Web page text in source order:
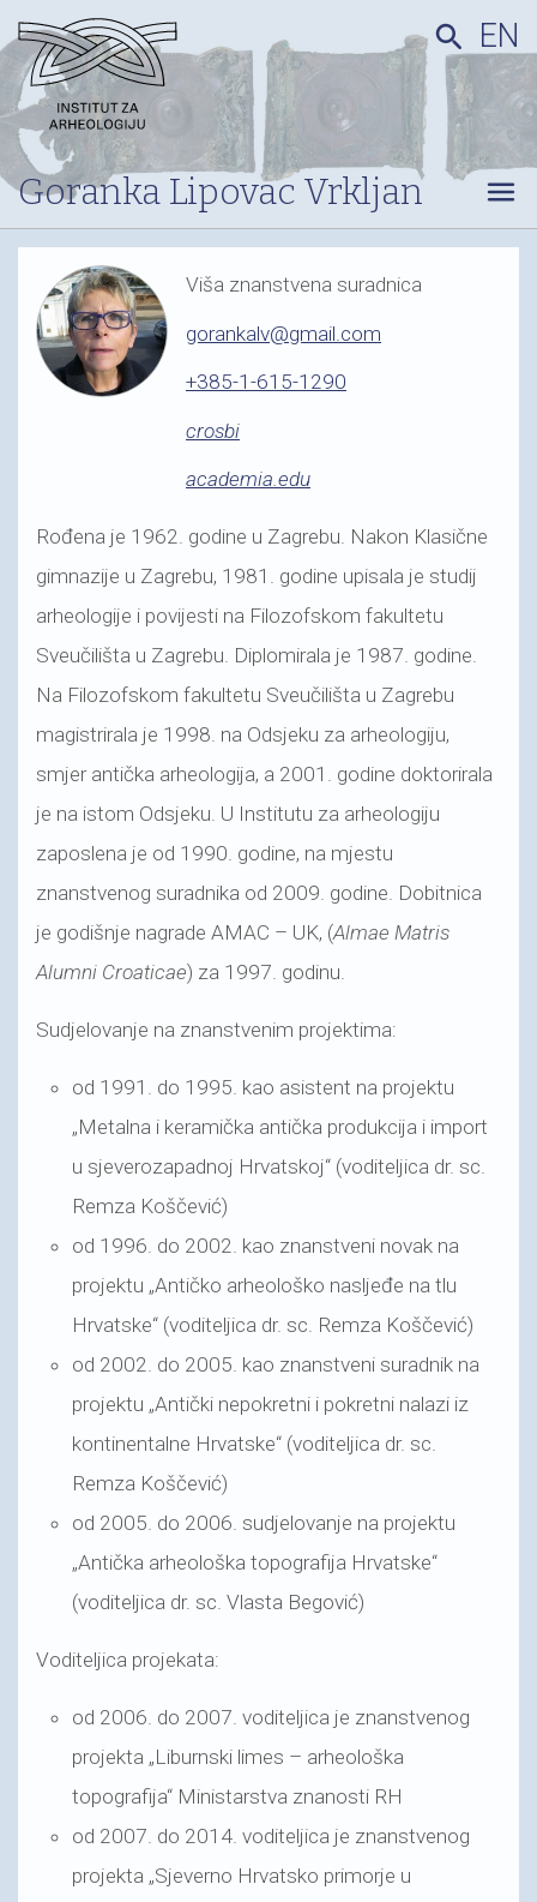
Goranka Lipovac Vrkljan
search EN
menu
Viša znanstvena suradnica
gorankalv@gmail.com
+385-1-615-1290
crosbi
academia.edu
Rođena je 1962. godine u Zagrebu. Nakon Klasične
gimnazije u Zagrebu, 1981. godine upisala je studij
arheologije i povijesti na Filozofskom fakultetu
Sveučilišta u Zagrebu. Diplomirala je 1987. godine.
Na Filozofskom fakultetu Sveučilišta u Zagrebu
magistrirala je 1998. na Odsjeku za arheologiju,
smjer antička arheologija, a 2001. godine doktorirala
je na istom Odsjeku. U Institutu za arheologiju
zaposlena je od 1990. godine, na mjestu
znanstvenog suradnika od 2009. godine. Dobitnica
je godišnje nagrade AMAC – UK, (Almae Matris
Alumni Croaticae) za 1997. godinu.
Sudjelovanje na znanstvenim projektima:
od 1991. do 1995. kao asistent na projektu
„Metalna i keramička antička produkcija i import
u sjeverozapadnoj Hrvatskoj“ (voditeljica dr. sc.
Remza Koščević)
od 1996. do 2002. kao znanstveni novak na
projektu „Antičko arheološko nasljeđe na tlu
Hrvatske“ (voditeljica dr. sc. Remza Koščević)
od 2002. do 2005. kao znanstveni suradnik na
projektu „Antički nepokretni i pokretni nalazi iz
kontinentalne Hrvatske“ (voditeljica dr. sc.
Remza Koščević)
od 2005. do 2006. sudjelovanje na projektu
„Antička arheološka topografija Hrvatske“
(voditeljica dr. sc. Vlasta Begović)
Voditeljica projekata:
od 2006. do 2007. voditeljica je znanstvenog
projekta „Liburnski limes – arheološka
topografija“ Ministarstva znanosti RH
od 2007. do 2014. voditeljica je znanstvenog
projekta „Sjeverno Hrvatsko primorje u